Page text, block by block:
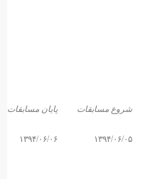
مسابقات پایان مسابقات
۰۵ ۱۳۹۴/۰۶/۰۶